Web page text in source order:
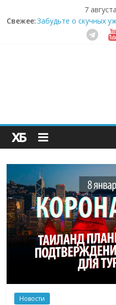
7
Свежее:Забудьте о скучных
которое видит вашу
Небо зовёт: как
Секрет
пребиотиками
здорового питания
Новости